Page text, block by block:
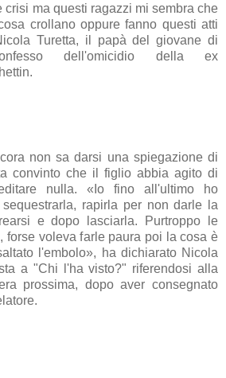
crisi ma questi ragazzi mi sembra che
crollano oppure fanno questi atti
Turetta, il papà del giovane di
dell'omicidio della ex
.
non sa darsi una spiegazione di
convinto che il figlio abbia agito di
nulla. «Io fino all'ultimo ho
rapirla per non darle la
e dopo lasciarla. Purtroppo le
forse voleva farle paura poi la cosa è
l'embolo», ha dichiarato Nicola
a "Chi l'ha visto?" riferendosi alla
prossima, dopo aver consegnato